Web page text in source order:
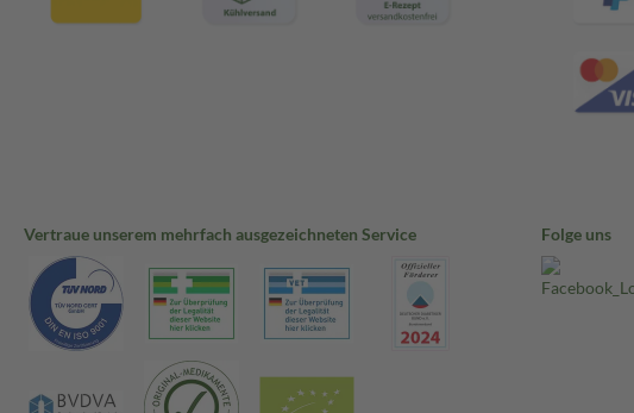
Vertraue unserem mehrfach ausgezeichneten Service Folge uns